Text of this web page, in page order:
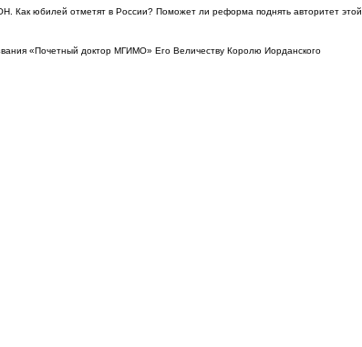
Как юбилей отметят в России? Поможет ли реформа поднять авторитет этой
«Почетный доктор МГИМО» Его Величеству Королю Иорданского